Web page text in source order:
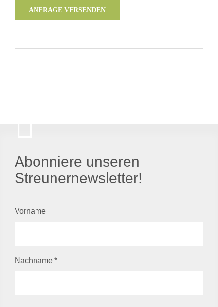
ANFRAGE VERSENDEN
Abonniere unseren
Streunernewsletter!
Vorname
Nachname *